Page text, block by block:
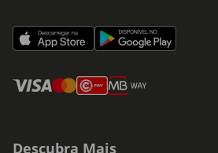
Descubra Mais